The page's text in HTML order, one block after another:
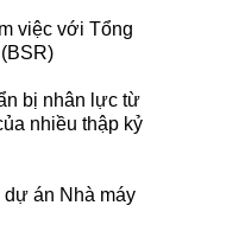
việc với Tổng
bị nhân lực từ
nhiều thập kỷ
án Nhà máy